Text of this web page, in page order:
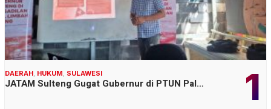
1
DAERAH HUKUM SULAWESI
JATAM Sulteng Gugat Gubernur di PTUN Pal…